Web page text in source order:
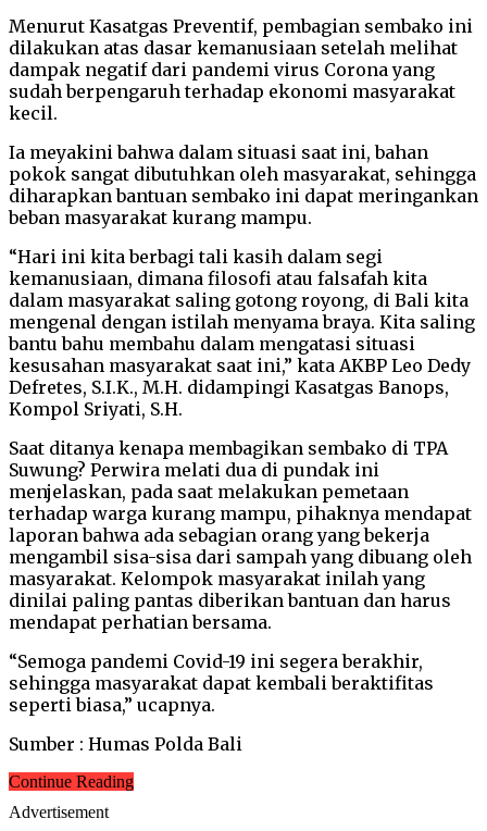
Menurut Kasatgas Preventif, pembagian sembako ini
dilakukan atas dasar kemanusiaan setelah melihat
dampak negatif dari pandemi virus Corona yang
sudah berpengaruh terhadap ekonomi masyarakat
kecil.
Ia meyakini bahwa dalam situasi saat ini, bahan
pokok sangat dibutuhkan oleh masyarakat, sehingga
diharapkan bantuan sembako ini dapat meringankan
beban masyarakat kurang mampu.
“Hari ini kita berbagi tali kasih dalam segi
kemanusiaan, dimana filosofi atau falsafah kita
dalam masyarakat saling gotong royong, di Bali kita
mengenal dengan istilah menyama braya. Kita saling
bantu bahu membahu dalam mengatasi situasi
kesusahan masyarakat saat ini,” kata AKBP Leo Dedy
Defretes, S.I.K., M.H. didampingi Kasatgas Banops,
Kompol Sriyati, S.H.
Saat ditanya kenapa membagikan sembako di TPA
Suwung? Perwira melati dua di pundak ini
menjelaskan, pada saat melakukan pemetaan
terhadap warga kurang mampu, pihaknya mendapat
laporan bahwa ada sebagian orang yang bekerja
mengambil sisa-sisa dari sampah yang dibuang oleh
masyarakat. Kelompok masyarakat inilah yang
dinilai paling pantas diberikan bantuan dan harus
mendapat perhatian bersama.
“Semoga pandemi Covid-19 ini segera berakhir,
sehingga masyarakat dapat kembali beraktifitas
seperti biasa,” ucapnya.
Sumber : Humas Polda Bali
Continue Reading
Advertisement